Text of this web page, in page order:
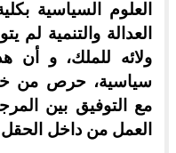
العلوم السياسية
العدالة والتنمية
ولائه للملك، و أن
سياسية، حرص من
مع التوفيق بين
العمل من داخل